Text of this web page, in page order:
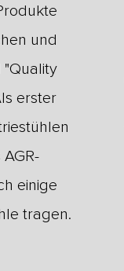
und
erster
einige
tragen.